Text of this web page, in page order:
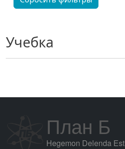
Учебка
План Б
Hegemon Delenda Est